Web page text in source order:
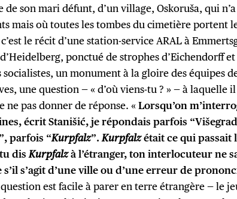
de son mari défunt, d’un village, Oskoruša, qui
mais où toutes les tombes du cimetière portent
le récit d’une station-service ARAL à
ponctué de strophes d’Eichendorff
un monument à la gloire des équipes
une question — « d’où viens-tu ? » — à laquelle
ne pas donner de réponse. «Lorsqu’on
écrit Stanišić, je répondais parfois
parfois “Kurpfalz”.Kurpfalzétait ce qui passait
disKurpfalzà l’étranger, ton interlocuteur ne
s’agit d’une ville ou d’une erreur de
est facile à parer en terre étrangère — le